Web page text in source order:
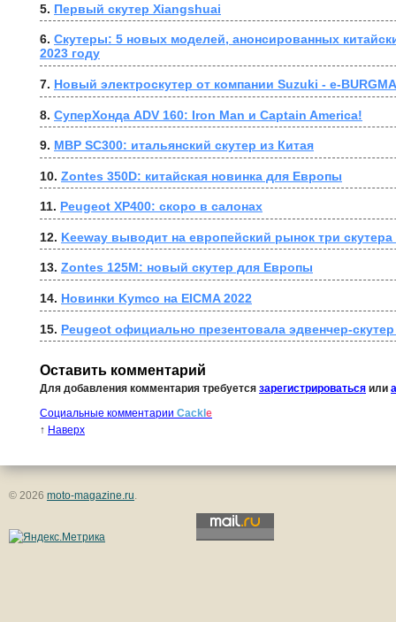
5. Первый скутер Xiangshuai
6. Скутеры: 5 новых моделей, анонсированных
2023 году
7. Новый электроскутер от компании Suzuki - e-
8. СуперХонда ADV 160: Iron Man и Captain America!
9. MBP SC300: итальянский скутер из Китая
10. Zontes 350D: китайская новинка для Европы
11. Peugeot XP400: скоро в салонах
12. Keeway выводит на европейский рынок три скутера
13. Zontes 125M: новый скутер для Европы
14. Новинки Kymco на EICMA 2022
15. Peugeot официально презентовала эдвенчер-скутер
Оставить комментарий
Для добавления комментария требуется зарегистрироваться или
Социальные комментарии Cackl e
↑ Наверх
© 2026 moto-magazine.ru.